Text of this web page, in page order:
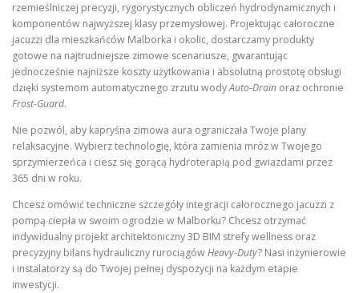
rzemieślniczej precyzji, rygorystycznych obliczeń hydrodynamicznych i
komponentów najwyższej klasy przemysłowej. Projektując całoroczne
jacuzzi dla mieszkańców Malborka i okolic, dostarczamy produkty
gotowe na najtrudniejsze zimowe scenariusze, gwarantując
jednocześnie najniższe koszty użytkowania i absolutną prostotę obsługi
dzięki systemom automatycznego zrzutu wodyAuto-Drain oraz ochronie
Frost-Guard.
Nie pozwól, aby kapryśna zimowa aura ograniczała Twoje plany
relaksacyjne. Wybierz technologię, która zamienia mróz w Twojego
sprzymierzeńca i ciesz się gorącą hydroterapią pod gwiazdami przez
365 dni w roku.
Chcesz omówić techniczne szczegóły integracji całorocznego jacuzzi z
pompą ciepła w swoim ogrodzie w Malborku? Chcesz otrzymać
indywidualny projekt architektoniczny 3D BIM strefy wellness oraz
precyzyjny bilans hydrauliczny rurociągówHeavy-Duty? Nasi inżynierowie
i instalatorzy są do Twojej pełnej dyspozycji na każdym etapie
inwestycji.